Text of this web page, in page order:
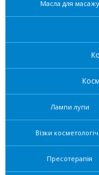
Масла для масажу
Лампи лупи
Візки
Пресотерапія